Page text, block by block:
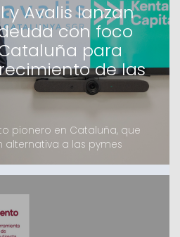
y Avalis lanzan
con foco
para
de las
pionero en Cataluña, que
a las pymes
y Kenta Capital llevan
y que cuenta con el apoyo
tanto Family Offices
catalanesEl
de hasta 4 millones